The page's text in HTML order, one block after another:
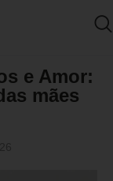
e Amor:
mães